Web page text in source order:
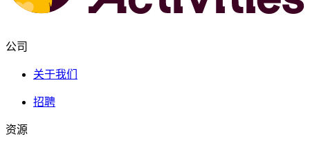
公司
关于我们
招聘
资源